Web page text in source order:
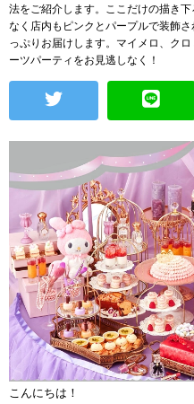
法をご紹介します。ここだけの描き
なく店内もピンクとパープルで装飾
っぷりお届けします。マイメロ、ク
ーツパーティをお見逃しなく！
こんにちは！